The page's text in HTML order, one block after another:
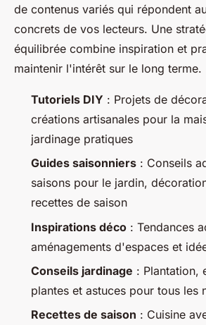
de contenus variés qui répondent
concrets de vos lecteurs. Une
équilibrée combine inspiration et
maintenir l'intérêt sur le long terme.
Tutoriels DIY : Projets de
créations artisanales pour la
jardinage pratiques
Guides saisonniers : Conseils
saisons pour le jardin,
recettes de saison
Inspirations déco : Tendances
aménagements d'espaces et
Conseils jardinage : Plantation,
plantes et astuces pour tous les
Recettes de saison : Cuisine